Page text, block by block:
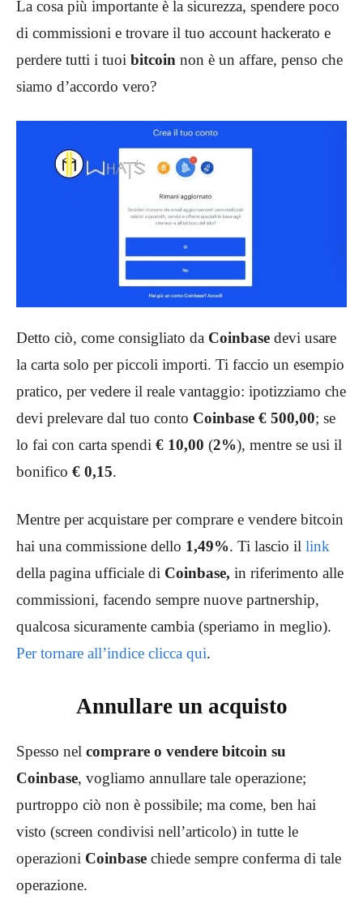
La cosa più importante è la sicurezza, spendere poco
di commissioni e trovare il tuo account hackerato e
perdere tutti i tuoi bitcoin non è un affare, penso che
siamo d’accordo vero?
Detto ciò, come consigliato da Coinbase devi usare
la carta solo per piccoli importi. Ti faccio un esempio
pratico, per vedere il reale vantaggio: ipotizziamo che
devi prelevare dal tuo conto Coinbase € 500,00; se
lo fai con carta spendi € 10,00 (2%), mentre se usi il
bonifico € 0,15.
Mentre per acquistare per comprare e vendere bitcoin
hai una commissione dello 1,49%. Ti lascio il link
della pagina ufficiale di Coinbase, in riferimento alle
commissioni, facendo sempre nuove partnership,
qualcosa sicuramente cambia (speriamo in meglio).
Per tornare all’indice clicca qui.
Annullare un acquisto
Spesso nel comprare o vendere bitcoin su
Coinbase, vogliamo annullare tale operazione;
purtroppo ciò non è possibile; ma come, ben hai
visto (screen condivisi nell’articolo) in tutte le
operazioni Coinbase chiede sempre conferma di tale
operazione.